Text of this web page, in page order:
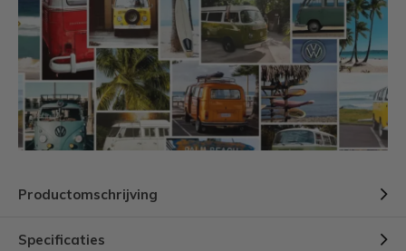
Productomschrijving
Specificaties